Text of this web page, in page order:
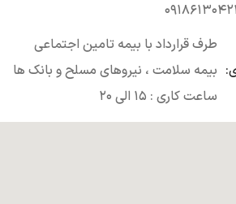
طرف قرارداد با بیمه تامین اجتماعی
بیمه سلامت ، نیروهای مسلح و بانک ها
ساعت کاری : ۱۵ الی ۲۰